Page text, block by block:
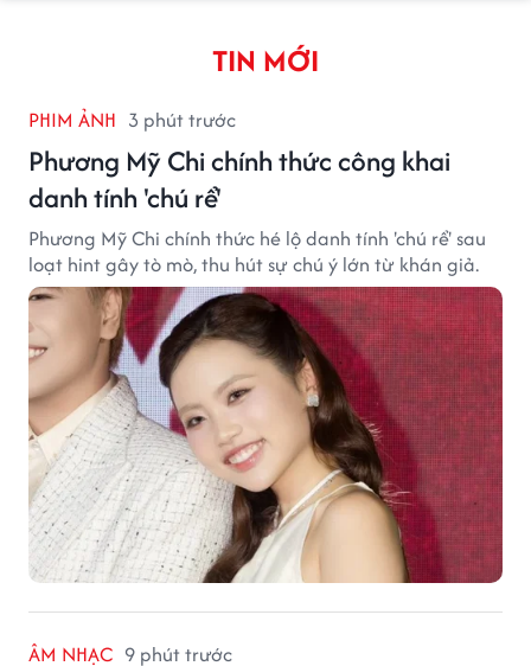
TIN MỚI
PHIM ẢNH 3 phút trước
Phương Mỹ Chi chính thức công khai
danh tính 'chú rể'
Phương Mỹ Chi chính thức hé lộ danh tính 'chú rể' sau
loạt hint gây tò mò, thu hút sự chú ý lớn từ khán giả.
ÂM NHẠC 9 phút trước